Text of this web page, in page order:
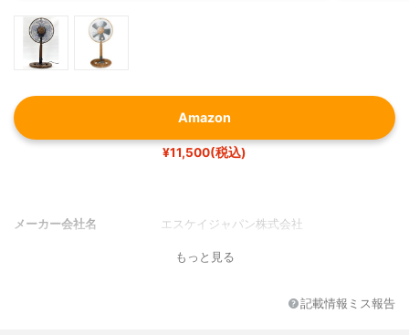
Amazon
¥11,500(税込)
メーカー会社名 エスケイジャパン株式会社
もっと見る
記載情報ミス報告